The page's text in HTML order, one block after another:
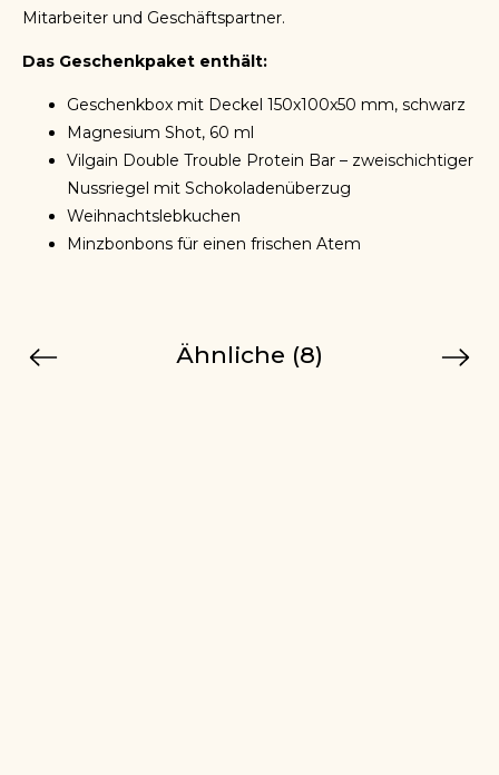
Mitarbeiter und Geschäftspartner.
Das Geschenkpaket enthält:
Geschenkbox mit Deckel 150x100x50 mm, schwarz
Magnesium Shot, 60 ml
Vilgain Double Trouble Protein Bar – zweischichtiger
Nussriegel mit Schokoladenüberzug
Weihnachtslebkuchen
Minzbonbons für einen frischen Atem
Ähnliche (8)
Previous Next